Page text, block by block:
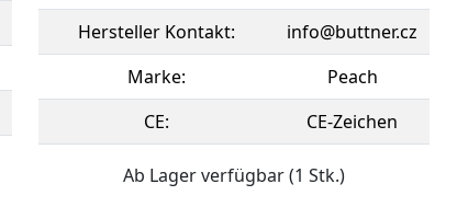
Hersteller Kontakt:
info@buttner.cz
Marke:
Peach
CE:
CE-Zeichen
Ab Lager verfügbar (1 Stk.)